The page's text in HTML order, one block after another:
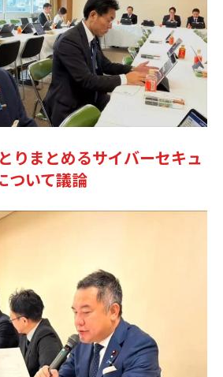
りまとめるサイバーセキュ
ついて議論